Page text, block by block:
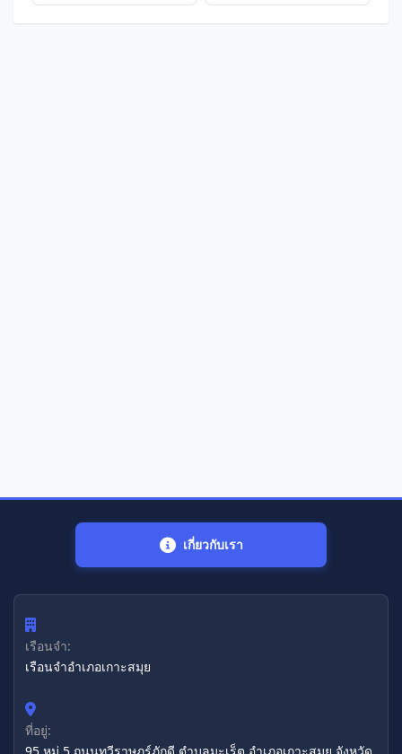
เกี่ยวกับเรา
เรือนจำ:
เรือนจำอำเภอเกาะสมุย
ที่อยู่: